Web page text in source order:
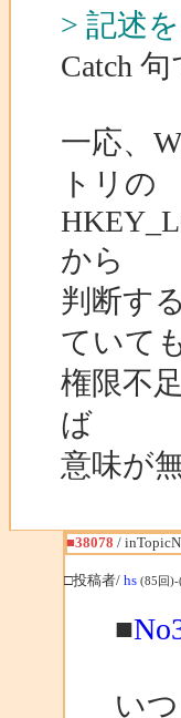
> 記述
Catch
一応、
トリの
から
判断す
ていて
権限不
ば
意味が
■38078 /
□投稿者/hs (85回)-
■
い